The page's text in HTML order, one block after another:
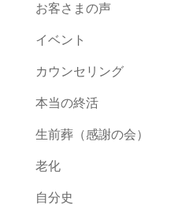
お客さまの声
イベント
カウンセリング
本当の終活
生前葬（感謝の会）
老化
自分史